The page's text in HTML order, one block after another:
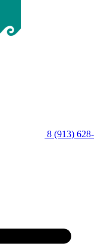
8 (913) 628-